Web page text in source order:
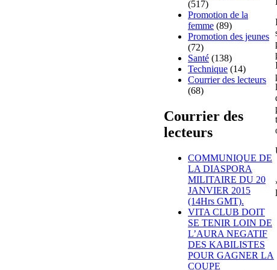
(517)
Promotion de la
femme (89)
Promotion des jeunes
(72)
Santé (138)
Technique (14)
Courrier des lecteurs
(68)
Courrier des
lecteurs
COMMUNIQUE DE
LA DIASPORA
MILITAIRE DU 20
JANVIER 2015
(14Hrs GMT).
VITA CLUB DOIT
SE TENIR LOIN DE
L’AURA NEGATIF
DES KABILISTES
POUR GAGNER LA
COUPE